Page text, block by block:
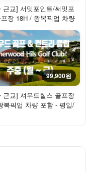
근교] 서밋포인트/써밋포
장 18H / 왕복픽업 차량
...
99,900원
근교] 셔우드힐스 골프장
복픽업 차량 포함 - 평일/